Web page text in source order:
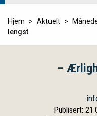
Hjem Aktuelt
lengst
–
Publisert: